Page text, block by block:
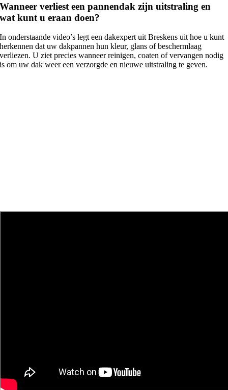
Wanneer verliest een pannendak zijn uitstraling en
wat kunt u eraan doen?
In onderstaande video’s legt een dakexpert uit Breskens uit hoe u kunt
herkennen dat uw dakpannen hun kleur, glans of beschermlaag
verliezen. U ziet precies wanneer reinigen, coaten of vervangen nodig
is om uw dak weer een verzorgde en nieuwe uitstraling te geven.